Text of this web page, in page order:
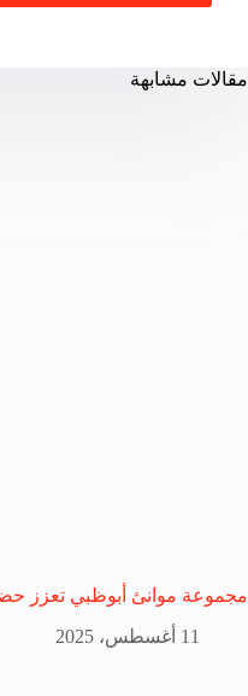
مقالات مشابهة
مجموعة موانئ أبوظبي تعزز
11 أغسطس، 2025